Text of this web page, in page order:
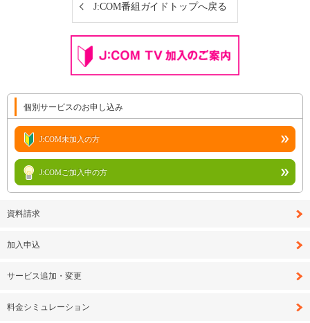
J:COM番組ガイドトップへ戻る
個別サービスのお申し込み
J:COM未加入の方
J:COMご加入中の方
資料請求
加入申込
サービス追加・変更
料金シミュレーション